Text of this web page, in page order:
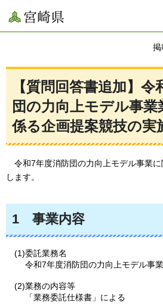
宮崎県
掲
【質問回答書追加】令
団の力向上モデル事業
係る企画提案競技の実
令和7年度消防団の力向上モデル事業
します。
1 事業内容
(1)委託業務名
令和7年度消防団の力向上モデル事業
(2)業務の内容等
「業務委託仕様書」による